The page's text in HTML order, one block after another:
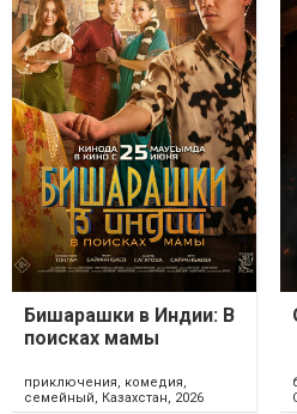
Бишарашки в Индии: В
поисках мамы
приключения, комедия,
семейный, Казахстан, 2026